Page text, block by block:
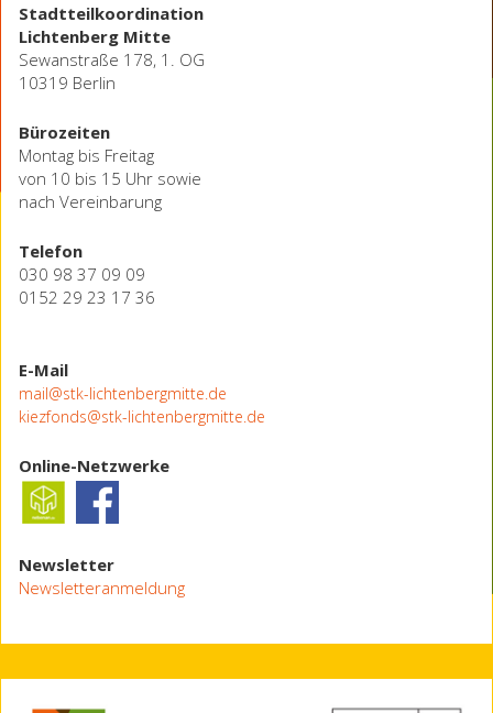
Stadtteilkoordination
Lichtenberg Mitte
Sewanstraße 178, 1. OG
10319 Berlin
Bürozeiten
Montag bis Freitag
von 10 bis 15 Uhr sowie
nach Vereinbarung
Telefon
030 98 37 09 09
0152 29 23 17 36
E-Mail
mail@stk-lichtenbergmitte.de
kiezfonds@stk-lichtenbergmitte.de
Online-Netzwerke
Newsletter
Newsletteranmeldung